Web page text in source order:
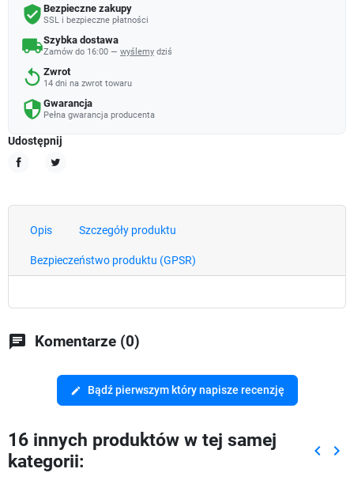
verified_user Bezpieczne zakupy
SSL i bezpieczne płatności
local_shippingSzybka dostawa
Zamów do 16:00 — wyślemy dziś
replay Zwrot
14 dni na zwrot towaru
security Gwarancja
Pełna gwarancja producenta
Udostępnij
Opis Szczegóły produktu
Bezpieczeństwo produktu (GPSR)
chat Komentarze (0)
edit Bądź pierwszym który napisze recenzję
16 innych produktów w tej samej
kategorii:
keyboard_arrow_left keyboard_arrow_right